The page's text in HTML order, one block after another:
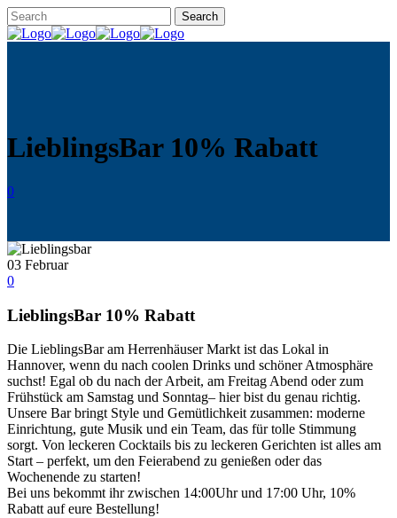
LieblingsBar 10% Rabatt
0
03 Februar
0
LieblingsBar 10% Rabatt
Die LieblingsBar am Herrenhäuser Markt ist das Lokal in
Hannover, wenn du nach coolen Drinks und schöner Atmosphäre
suchst! Egal ob du nach der Arbeit, am Freitag Abend oder zum
Frühstück am Samstag und Sonntag– hier bist du genau richtig.
Unsere Bar bringt Style und Gemütlichkeit zusammen: moderne
Einrichtung, gute Musik und ein Team, das für tolle Stimmung
sorgt. Von leckeren Cocktails bis zu leckeren Gerichten ist alles am
Start – perfekt, um den Feierabend zu genießen oder das
Wochenende zu starten!
Bei uns bekommt ihr zwischen 14:00Uhr und 17:00 Uhr, 10%
Rabatt auf eure Bestellung!